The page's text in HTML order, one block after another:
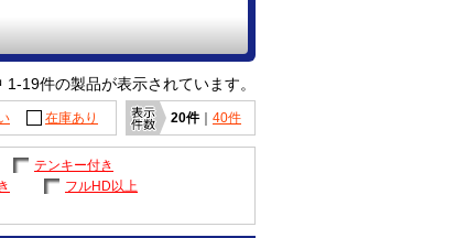
19件の製品が表示されています。
在庫あり 20件｜ 40件
テンキー付き
フルHD以上